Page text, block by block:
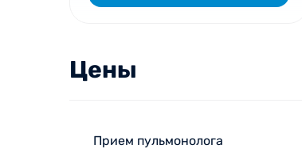
Цены
Прием пульмонолога